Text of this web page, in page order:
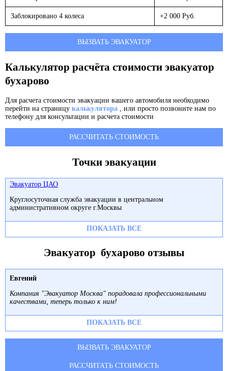
Заблокировано 4 колеса +2 000 Руб.
ВЫЗВАТЬ ЭВАКУАТОР
Калькулятор расчёта стоимости эвакуатор
бухарово
Для расчета стоимости эвакуации вашего автомобиля необходимо
перейти на страницу калькулятора , или просто позвоните нам по
телефону для консультации и расчета стоимости
РАССЧИТАТЬ СТОИМОСТЬ
Точки эвакуации
Эвакуатор ЦАО
Круглосуточная служба эвакуации в центральном
административном округе г.Москвы
ПОКАЗАТЬ ВСЕ
Эвакуатор бухарово отзывы
Евгений
Компания "Эвакуатор Москва" порадовала профессиональными
качествами, теперь только к ним!
ПОКАЗАТЬ ВСЕ
ВЫЗВАТЬ ЭВАКУАТОР
РАССЧИТАТЬ СТОИМОСТЬ